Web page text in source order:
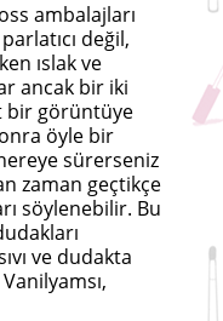
ambalajları
değil,
ıslak ve
ancak bir iki
bir görüntüye
öyle bir
sürerseniz
zaman geçtikçe
söylenebilir. Bu
ve dudakta